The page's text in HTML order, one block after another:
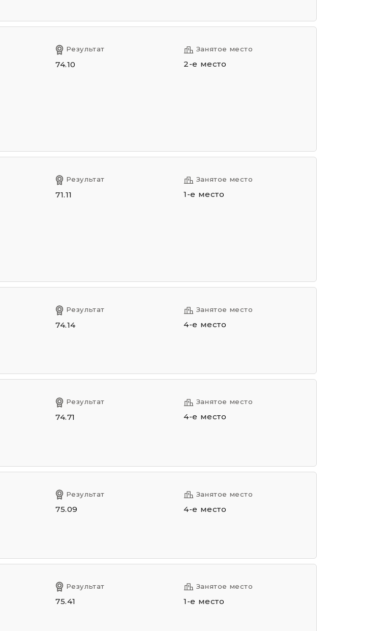
Результат
74.10
Занятое место
2-е место
Результат
71.11
Занятое место
1-е место
Результат
74.14
Занятое место
4-е место
Результат
74.71
Занятое место
4-е место
Результат
75.09
Занятое место
4-е место
Результат
75.41
Занятое место
1-е место